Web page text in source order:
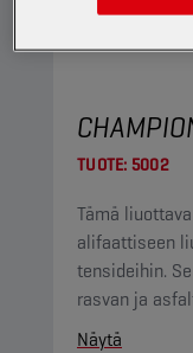
TUOTE: 5002
Tämä
alifaattiseen
tensideihin.
rasvan ja
Näytä